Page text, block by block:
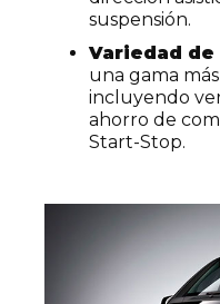
suspensión.
Variedad
una gama
incluyendo
ahorro de
Start-Stop.